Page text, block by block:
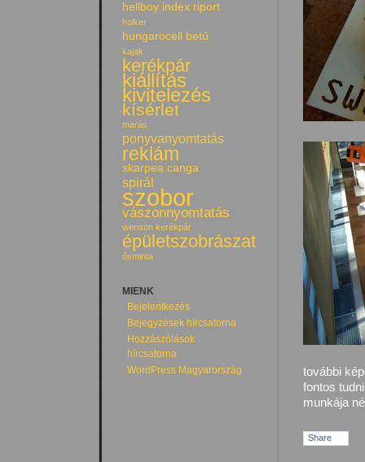
további
fontos
munkája
Share
hellboy index riport
holker
hungarocell betű
kajak
kerékpár
kiállítás
kivitelezés
kísérlet
marás
ponyvanyomtatás
reklám
skarpea canga
spirál
szobor
vászonnyomtatás
wenson kerékpár
épületszobrászat
ősminta
MIENK
Bejelentkezés
Bejegyzések hírcsatorna
Hozzászólások
hírcsatorna
WordPress Magyarország